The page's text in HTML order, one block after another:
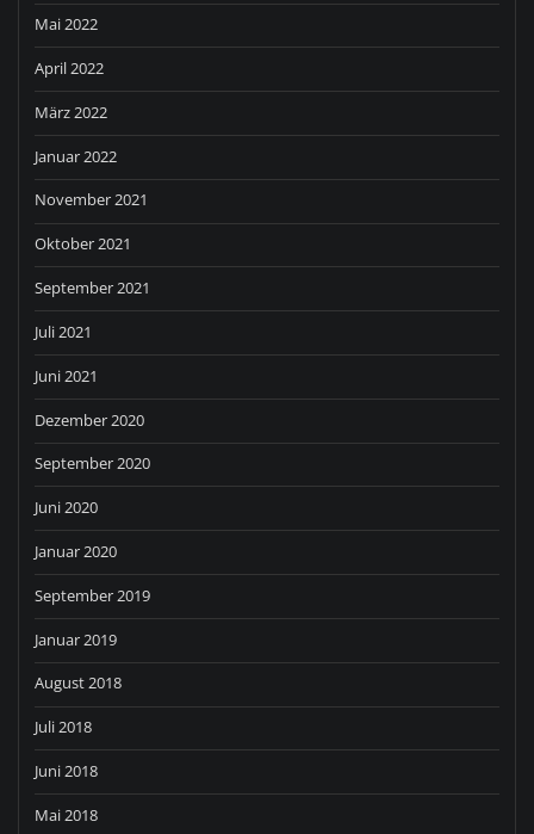
Mai 2022
April 2022
März 2022
Januar 2022
November 2021
Oktober 2021
September 2021
Juli 2021
Juni 2021
Dezember 2020
September 2020
Juni 2020
Januar 2020
September 2019
Januar 2019
August 2018
Juli 2018
Juni 2018
Mai 2018